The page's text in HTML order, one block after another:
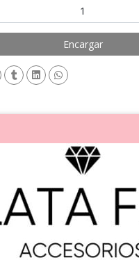
Encargar